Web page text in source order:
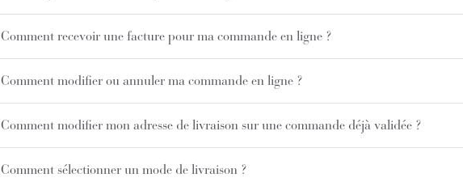
Comment recevoir une facture pour ma commande en ligne ?
Comment modifier ou annuler ma commande en ligne ?
Comment modifier mon adresse de livraison sur une commande déjà validée ?
Comment sélectionner un mode de livraison ?